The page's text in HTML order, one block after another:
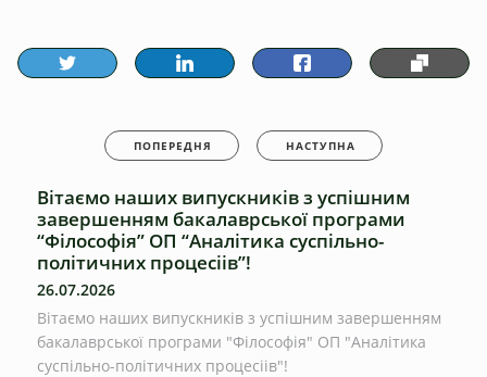
ПОПЕРЕДНЯ НАСТУПНА
Вітаємо наших випускників з успішним
завершенням бакалаврської програми
“Філософія” ОП “Аналітика суспільно-
політичних процесіів”!
26.07.2026
Вітаємо наших випускників з успішним завершенням
бакалаврської програми "Філософія" ОП "Аналітика
суспільно-політичних процесіів"!